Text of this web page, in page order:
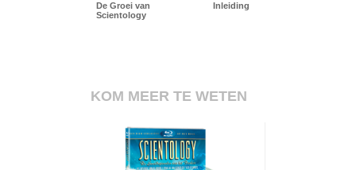
De Groei van
Scientology
Inleiding
KOM MEER TE WETEN